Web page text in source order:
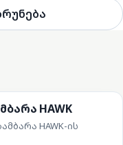
HAWK
HAWK-ის